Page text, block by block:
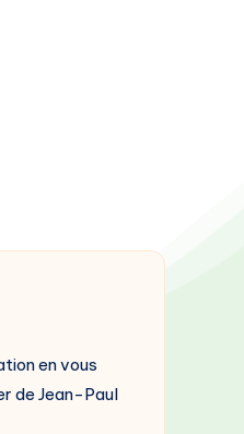
en vous
de Jean-Paul